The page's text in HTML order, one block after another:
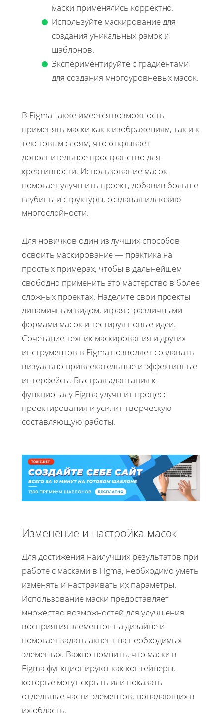
маски применялись корректно.
Используйте маскирование для
создания уникальных рамок и
шаблонов.
Экспериментируйте с градиентами
для создания многоуровневых масок.
В Figma также имеется возможность
применять маски как к изображениям, так и к
текстовым слоям, что открывает
дополнительное пространство для
креативности. Использование масок
помогает улучшить проект, добавив больше
глубины и структуры, создавая иллюзию
многослойности.
Для новичков один из лучших способов
освоить маскирование — практика на
простых примерах, чтобы в дальнейшем
свободно применить это мастерство в более
сложных проектах. Наделите свои проекты
динамичным видом, играя с различными
формами масок и тестируя новые идеи.
Сочетание техник маскирования и других
инструментов в Figma позволяет создавать
визуально привлекательные и эффективные
интерфейсы. Быстрая адаптация к
функционалу Figma улучшит процесс
проектирования и усилит творческую
составляющую работы.
Изменение и настройка масок
Для достижения наилучших результатов при
работе с масками в Figma, необходимо уметь
изменять и настраивать их параметры.
Использование маски предоставляет
множество возможностей для улучшения
восприятия элементов на дизайне и
помогает задать акцент на необходимых
элементах. Важно помнить, что маски в
Figma функционируют как контейнеры,
которые могут скрыть или показать
отдельные части элементов, попадающих в
их область.